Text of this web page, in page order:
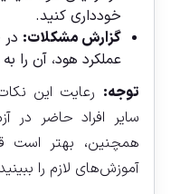
خودداری کنید.
گزارش مشکلات:
عملکرد هود، آن را
توجه: رعایت این
سایر افراد حاضر در
همچنین، بهتر است
آموزش‌های لازم را